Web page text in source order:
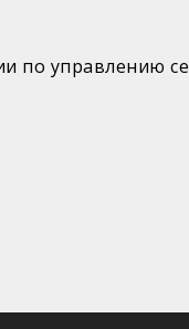
управлению